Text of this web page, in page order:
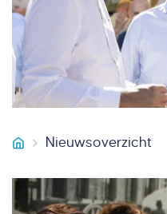
Smeets Vastgoedservice
Nieuwsoverzicht